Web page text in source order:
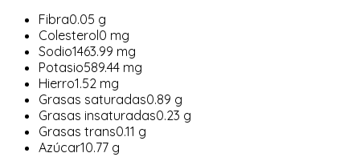
Fibra0.05 g
Colesterol0 mg
Sodio1463.99 mg
Potasio589.44 mg
Hierro1.52 mg
Grasas saturadas0.89 g
Grasas insaturadas0.23 g
Grasas trans0.11 g
Azúcar10.77 g